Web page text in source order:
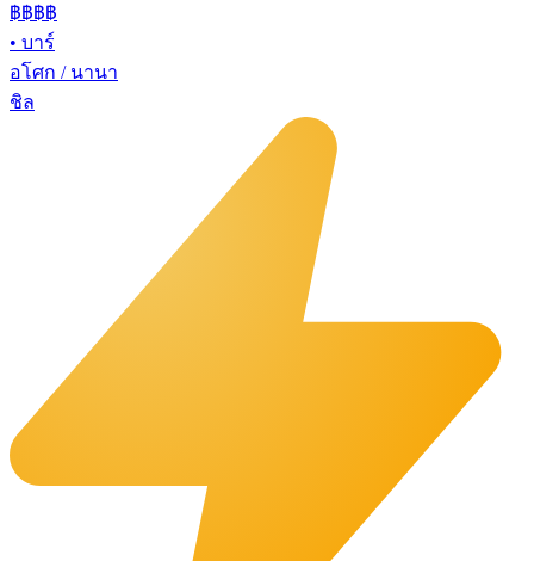
฿฿฿฿
• บาร์
อโศก / นานา
ชิล